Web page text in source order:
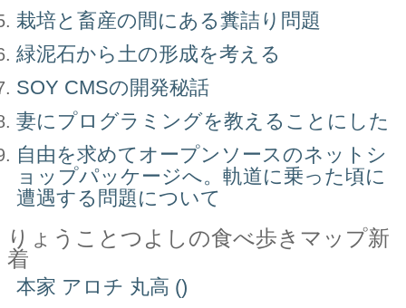
栽培と畜産の間にある糞詰り問題
緑泥石から土の形成を考える
SOY CMSの開発秘話
妻にプログラミングを教えることにした
自由を求めてオープンソースのネットシ
ョップパッケージへ。軌道に乗った頃に
遭遇する問題について
りょうことつよしの食べ歩きマップ新
着
本家 アロチ 丸高 ()